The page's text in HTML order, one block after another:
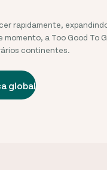
rapidamente,
a Too Good To
continentes.
global